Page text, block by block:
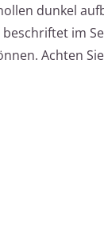
dunkel
im
Achten